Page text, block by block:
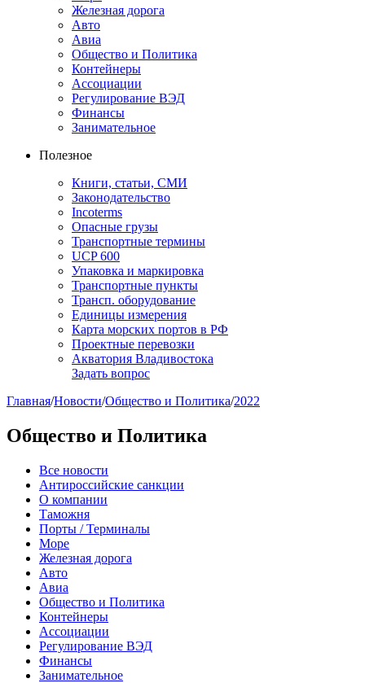
Железная дорога
Авто
Авиа
Общество и Политика
Контейнеры
Ассоциации
Регулирование ВЭД
Финансы
Занимательное
Полезное
Книги, статьи, СМИ
Законодательство
Incoterms
Опасные грузы
Транспортные термины
UCP 600
Упаковка и маркировка
Транспортные пункты
Трансп. оборудование
Единицы измерения
Карта морских портов в РФ
Проектные перевозки
Акватория Владивостока
Задать вопрос
Главная/Новости/Общество и Политика/2022
Общество и Политика
Все новости
Антироссийские санкции
О компании
Таможня
Порты / Терминалы
Море
Железная дорога
Авто
Авиа
Общество и Политика
Контейнеры
Ассоциации
Регулирование ВЭД
Финансы
Занимательное